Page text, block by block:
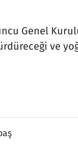
Genel
ve